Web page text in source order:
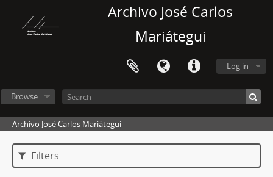
Archivo José Carlos
Mariátegui
Log in
Browse
Archivo José Carlos Mariátegui
Filters